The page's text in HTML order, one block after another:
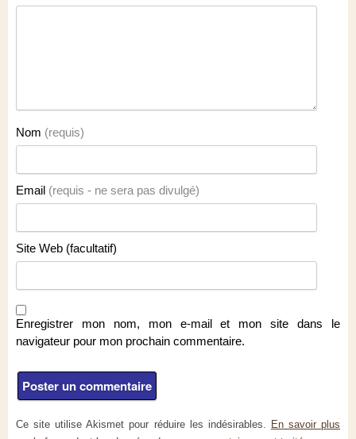
Nom (requis)
Email (requis - ne sera pas divulgé)
Site Web (facultatif)
Enregistrer mon nom, mon e-mail et mon site dans le
navigateur pour mon prochain commentaire.
Ce site utilise Akismet pour réduire les indésirables. En savoir plus